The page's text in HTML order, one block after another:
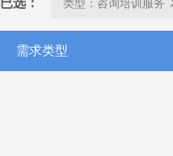
已选： 类型：咨询培训服务
需求类型